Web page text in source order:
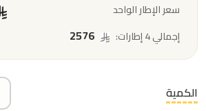
سعر الإطار الواحد
إجمالي 4 إطارات:
الكمية